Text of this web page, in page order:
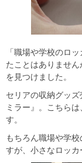
「職場や学校のロ
たことはありませ
を見つけました。
セリアの収納グッ
ミラー』。こちら
す。
もちろん職場や学
すが、小さなロッカ